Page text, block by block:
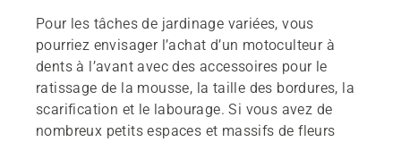
Pour les tâches de jardinage variées, vous
pourriez envisager l’achat d’un motoculteur à
dents à l’avant avec des accessoires pour le
ratissage de la mousse, la taille des bordures, la
scarification et le labourage. Si vous avez de
nombreux petits espaces et massifs de fleurs